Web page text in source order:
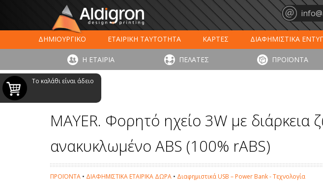
ΔΗΜΙΟΥΡΓΙΚΟ ΕΤΑΙΡΙΚΗ ΤΑΥΤΟΤΗΤΑ ΚΑΡΤΕΣ ΔΙΑΦΗΜΙΣΤΙΚΑ
ΕΚΤΥΠΩΣΗ ΣΥΣΚΕΥΑΣΙΑΣ
LARGE FORMAT ΕΚΤΥΠΩΣΕΙΣ ΞΕΝΟΔΟΧΕΙΑ -
Η ΕΤΑΙΡΙΑ ΠΕΛΑΤΕΣ ΠΡΟΪΟΝΤΑ
Το καλάθι είναι άδειο
MAYER. Φορητό ηχείο 3W με
ανακυκλωμένο ABS (100% rABS)
ΠΡΟΪΟΝΤΑ • ΔΙΑΦΗΜΙΣΤΙΚΑ ΕΤΑΙΡΙΚΑ ΔΩΡΑ • Διαφημιστικά USB – Power Bank - Τεχνολογία